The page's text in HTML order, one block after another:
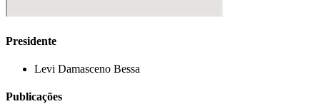
Presidente
Levi Damasceno Bessa
Publicações